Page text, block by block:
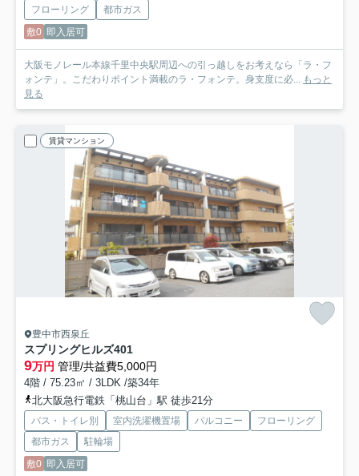
フローリング
都市ガス
敷0 即入居可
大阪モノレール本線千里中央駅周辺への引っ越しをお考えなら「ラ・フ
ォンテ」。こだわりポイント満載のラ・フォンテ。身支度に必... もっと
見る
賃貸マンション
豊中市西泉丘
スプリングヒルズ401
9万円 管理/共益費5,000円
4階 / 75.23㎡ / 3LDK /築34年
北大阪急行電鉄「桃山台」駅 徒歩21分
バス・トイレ別 室内洗濯機置場 バルコニー
フローリング
都市ガス
駐輪場
敷0 即入居可